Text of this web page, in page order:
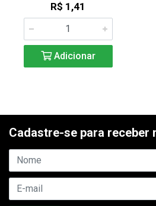
R$ 1,41
Adicionar
Cadastre-se para receber